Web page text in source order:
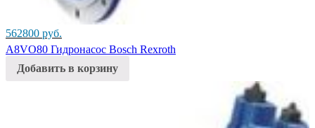
562800 руб.
A8VO80 Гидронасос Bosch Rexroth
Добавить в корзину